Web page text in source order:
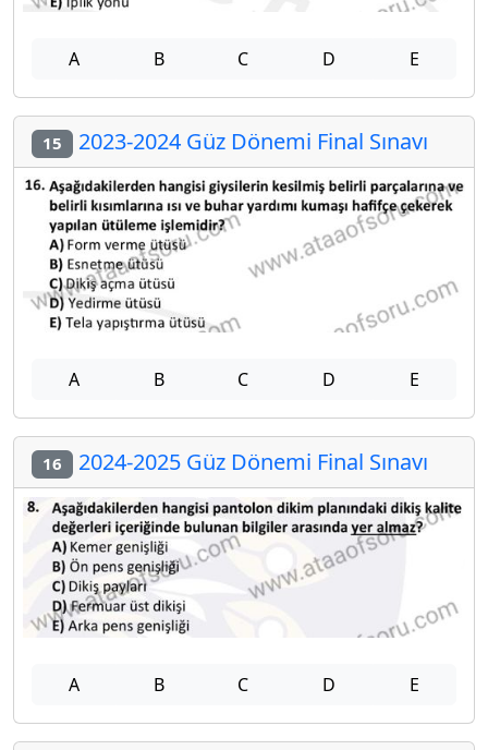
A B C D E
15 2023-2024 Güz Dönemi Final Sınavı
A B C D E
16 2024-2025 Güz Dönemi Final Sınavı
A B C D E